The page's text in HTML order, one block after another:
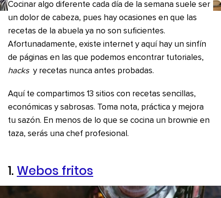
Cocinar algo diferente cada día de la semana suele ser
un dolor de cabeza, pues hay ocasiones en que las
recetas de la abuela ya no son suficientes.
Afortunadamente, existe internet y aquí hay un sinfín
de páginas en las que podemos encontrar tutoriales,
hacks y recetas nunca antes probadas.
Aquí te compartimos 13 sitios con recetas sencillas,
económicas y sabrosas. Toma nota, práctica y mejora
tu sazón. En menos de lo que se cocina un brownie en
taza, serás una chef profesional.
1. Webos fritos